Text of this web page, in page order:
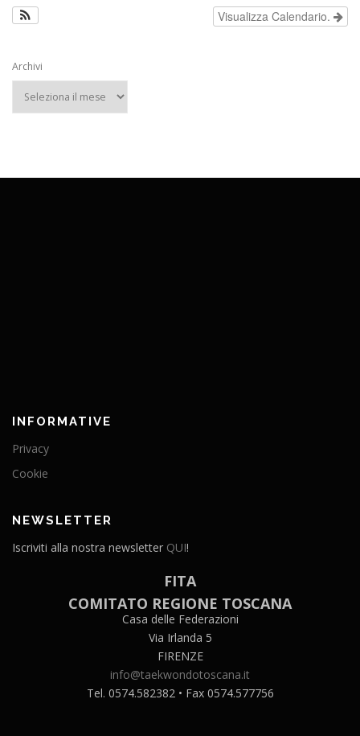
Visualizza Calendario.
Archivi
INFORMATIVE
Privacy
Cookie
NEWSLETTER
Iscriviti alla nostra newsletter QUI!
FITA
COMITATO REGIONE TOSCANA
Casa delle Federazioni
Via Irlanda 5
FIRENZE
info@taekwondotoscana.it
Tel. 0574.582382 • Fax 0574.577756